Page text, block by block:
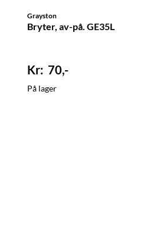
Grayston
Bryter, av-på. GE35L
70,-
På lager